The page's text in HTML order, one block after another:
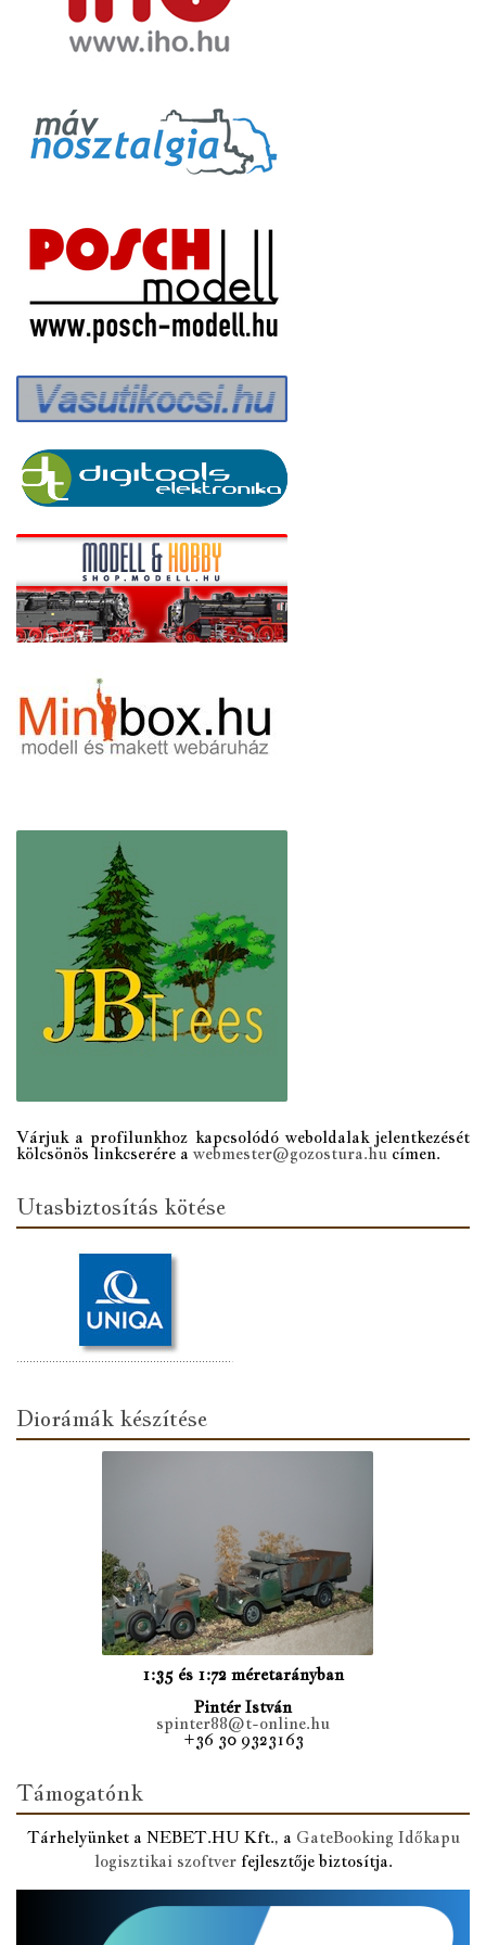
Várjuk a profilunkhoz kapcsolódó weboldalak jelentkezését
kölcsönös linkcserére a webmester@gozostura.hu címen.
Utasbiztosítás kötése
Diorámák készítése
1:35 és 1:72 méretarányban
Pintér István
spinter88@t-online.hu
+36 30 9323163
Támogatónk
Tárhelyünket a NEBET.HU Kft., a GateBooking Időkapu
logisztikai szoftverfejlesztője biztosítja.